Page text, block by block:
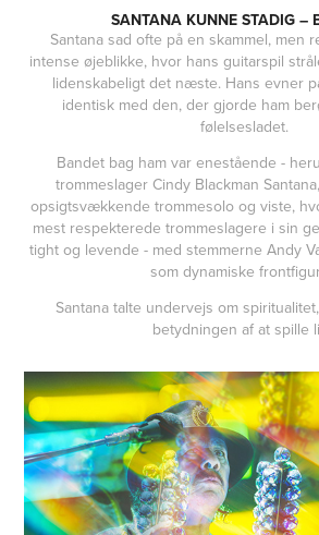
SANTANA KUNNE STADIG –
Santana sad ofte på en skammel, men
intense øjeblikke, hvor hans guitarspil
lidenskabeligt det næste. Hans evner
identisk med den, der gjorde ham
følelsesladet.
Bandet bag ham var enestående -
trommeslager Cindy Blackman
opsigtsvækkende trommesolo og viste,
mest respekterede trommeslagere i sin
tight og levende - med stemmerne Andy
som dynamiske
Santana talte undervejs om
betydningen af at spille